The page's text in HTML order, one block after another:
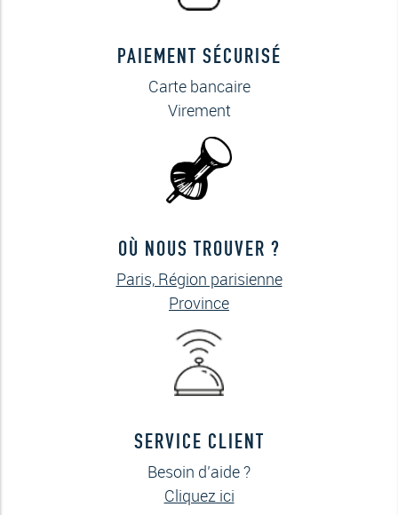
PAIEMENT SÉCURISÉ
Carte bancaire
Virement
OÙ NOUS TROUVER ?
Paris, Région parisienne
Province
SERVICE CLIENT
Besoin d’aide ?
Cliquez ici